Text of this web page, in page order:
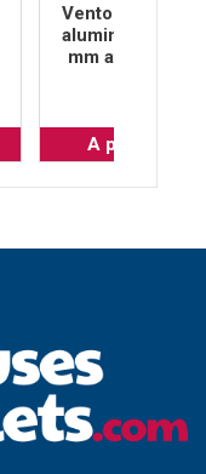
Ventouse de
aluminium
mm avec
A partir de